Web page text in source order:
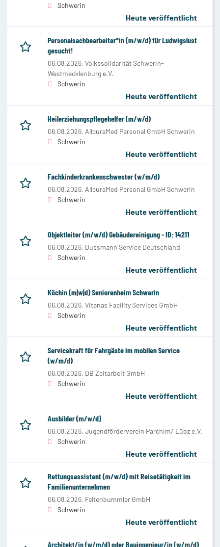
Schwerin
Heute veröffentlicht
Personalsachbearbeiter*in (m/w/d) für Ludwigslust
gesucht!
06.08.2026, Volkssolidarität Schwerin-
Westmecklenburg e.V.
Schwerin
Heute veröffentlicht
Heilerziehungspflegehelfer (m/w/d)
06.08.2026, AllcuraMed Personal GmbH Schwerin
Schwerin
Heute veröffentlicht
Fachkinderkrankenschwester (w/m/d)
06.08.2026, AllcuraMed Personal GmbH Schwerin
Schwerin
Heute veröffentlicht
Objektleiter (m/w/d) Gebäudereinigung - ID: 14211
06.08.2026, Dussmann Service Deutschland
Schwerin
Heute veröffentlicht
Köchin (m|w|d) Seniorenheim Schwerin
06.08.2026, Vitanas Facility Services GmbH
Schwerin
Heute veröffentlicht
Servicekraft für Fahrgäste im mobilen Service
(w/m/d)
06.08.2026, DB Zeitarbeit GmbH
Schwerin
Heute veröffentlicht
Ausbilder (m/w/d)
06.08.2026, Jugendförderverein Parchim/ Lübz e.V.
Schwerin
Heute veröffentlicht
Rettungsassistent (m/w/d) mit Reisetätigkeit im
Familienunternehmen
06.08.2026, Feltenbummler GmbH
Schwerin
Heute veröffentlicht
Architekt/in (w/m/d) oder Bauingenieur/in (w/m/d)